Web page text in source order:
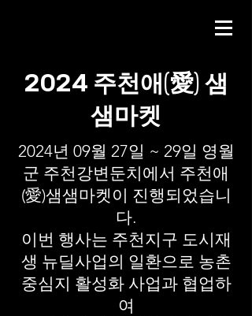
2024 주천애(愛) 샘
샘마켓
2024년 09월 27일 ~ 29일 영월
군 주천강변둔치에서 주천애
(愛)샘샘마켓이 진행되었습니
다.
이번 행사는 주천지구 도시재
생 뉴딜사업의 일환으로 농촌
중심지 활성화 사업과 협업하
여